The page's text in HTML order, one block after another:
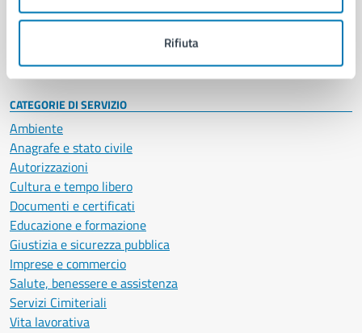
Rifiuta
Personale amministrativo
Intranet, posta aziendale e protocollo
CATEGORIE DI SERVIZIO
Ambiente
Anagrafe e stato civile
Autorizzazioni
Cultura e tempo libero
Documenti e certificati
Educazione e formazione
Giustizia e sicurezza pubblica
Imprese e commercio
Salute, benessere e assistenza
Servizi Cimiteriali
Vita lavorativa